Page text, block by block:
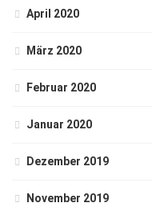
April 2020
März 2020
Februar 2020
Januar 2020
Dezember 2019
November 2019